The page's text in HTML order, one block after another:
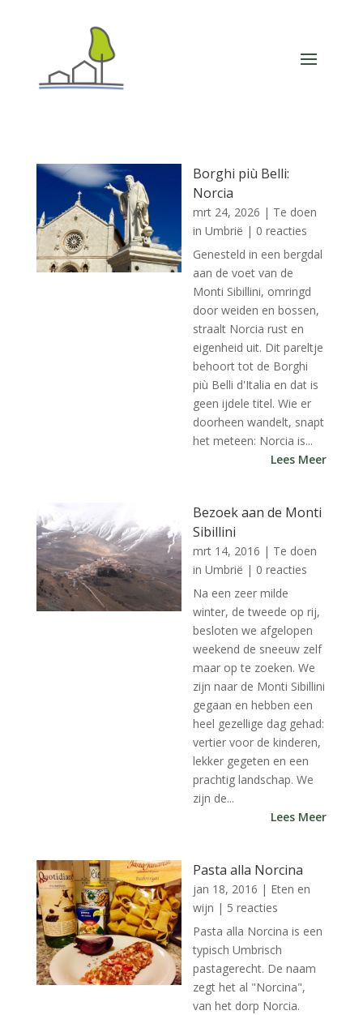
Borghi più Belli:
Norcia
mrt 24, 2026 | Te doen
in Umbrië | 0 reacties
Genesteld in een bergdal
aan de voet van de
Monti Sibillini, omringd
door weiden en bossen,
straalt Norcia rust en
eigenheid uit. Dit pareltje
behoort tot de Borghi
più Belli d'Italia en dat is
geen ijdele titel. Wie er
doorheen wandelt, snapt
het meteen: Norcia is...
Lees Meer
Bezoek aan de Monti
Sibillini
mrt 14, 2016 | Te doen
in Umbrië | 0 reacties
Na een zeer milde
winter, de tweede op rij,
besloten we afgelopen
weekend de sneeuw zelf
maar op te zoeken. We
zijn naar de Monti Sibillini
gegaan en hebben een
heel gezellige dag gehad:
vertier voor de kinderen,
lekker gegeten en een
prachtig landschap. We
zijn de...
Lees Meer
Pasta alla Norcina
jan 18, 2016 | Eten en
wijn | 5 reacties
Pasta alla Norcina is een
typisch Umbrisch
pastagerecht. De naam
zegt het al "Norcina",
van het dorp Norcia.